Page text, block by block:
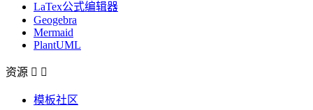
LaTex公式编辑器
Geogebra
Mermaid
PlantUML
资源  
模板社区